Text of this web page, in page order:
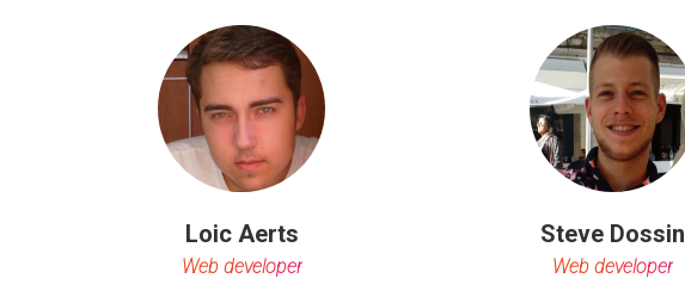
Loic Aerts
Web developer
Steve Dossin
Web developer